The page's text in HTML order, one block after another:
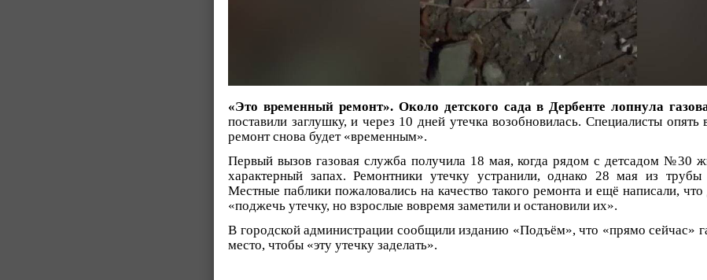
«Это временный ремонт». Около детского сада в Дербенте лопнула
поставили заглушку, и через 10 дней утечка возобновилась. Специалисты
ремонт снова будет «временным».
Первый вызов газовая служба получила 18 мая, когда рядом с детсадом №30
характерный запах. Ремонтники утечку устранили, однако 28 мая из трубы
Местные паблики пожаловались на качество такого ремонта и ещё написали,
«поджечь утечку, но взрослые вовремя заметили и остановили их».
В городской администрации сообщили изданию «Подъём», что «прямо сейчас»
место, чтобы «эту утечку заделать».